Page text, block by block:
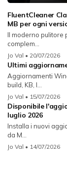
FluentCleaner
MB per ogni
Il moderno pulitore
complem...
Jo Val • 20/07/2026
Ultimi
Aggiornamenti
build, KB, l...
Jo Val • 15/07/2026
Disponibile
luglio 2026
Installa i nuovi
da M...
Jo Val • 14/07/2026